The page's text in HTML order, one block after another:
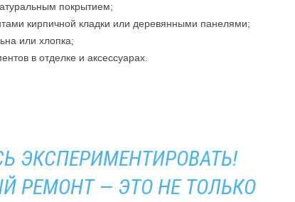
покрытием;
кирпичной кладки или деревянными панелями;
или хлопка;
в отделке и аксессуарах.
ЭКСПЕРИМЕНТИРОВАТЬ!
РЕМОНТ — ЭТО НЕ ТОЛЬКО